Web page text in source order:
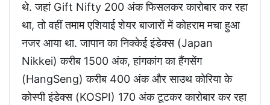
थे. जहां Gift Nifty 200 अंक फिसलकर कारोबार कर रहा
था, तो वहीं तमाम एशियाई शेयर बाजारों में कोहराम मचा हुआ
नजर आया था. जापान का निक्केई इंडेक्स (Japan
Nikkei) करीब 1500 अंक, हांगकांग का हैंगसेंग
(HangSeng) करीब 400 अंक और साउथ कोरिया के
कोस्पी इंडेक्स (KOSPI) 170 अंक टूटकर कारोबार कर रहा